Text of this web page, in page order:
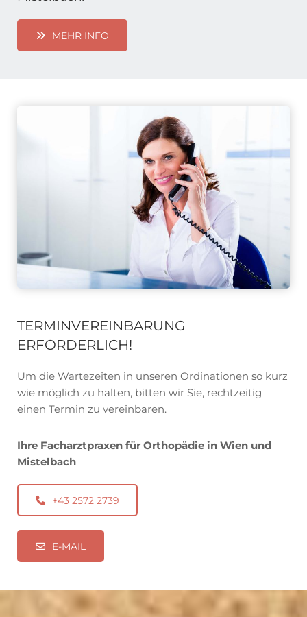
MEHR INFO
TERMINVEREINBARUNG
ERFORDERLICH!
Um die Wartezeiten in unseren Ordinationen so kurz
wie möglich zu halten, bitten wir Sie, rechtzeitig
einen Termin zu vereinbaren.
Ihre Facharztpraxen für Orthopädie in Wien und
Mistelbach
+43 2572 2739
E-MAIL